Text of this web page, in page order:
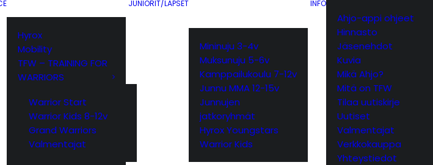
Hyrox
Mobility
TFW – TRAINING FOR
WARRIORS
Warrior Start
Warrior Kids 8-12v
Grand Warriors
Valmentajat
JUNIORIT/LAPSET
Mininuju 3-4v
Muksunuju 5-6v
Kamppailukoulu 7-12v
Junnu MMA 12-15v
Junnujen
jatkoryhmät
Hyrox Youngstars
Warrior Kids
INFO
Ahjo-appi ohjeet
Hinnasto
Jäsenehdot
Kuvia
Mikä Ahjo?
Mitä on TFW
Tilaa uutiskirje
Uutiset
Valmentajat
Verkkokauppa
Yhteystiedot